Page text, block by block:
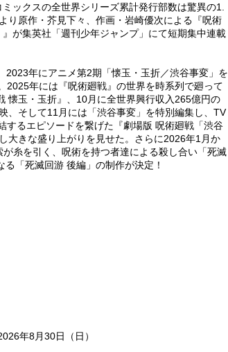
ックスの全世界シリーズ累計発行部数は驚異の1.
り原作・芥見下々、作画・岩崎優次による『呪術
が集英社「週刊少年ジャンプ」にて短期集中連載
年にアニメ第2期「懐玉・玉折／渋谷事変」を
年には『呪術廻戦』の世界を時系列で廻って
懐玉・玉折』、10月に全世界興行収入265億円の
、そして11月には「渋谷事変」を特別編集し、TV
するエピソードを繋げた『劇場版 呪術廻戦「渋谷
大きな盛り上がりを見せた。さらに2026年1月か
糸を引く、呪術を持つ者達による殺し合い「死滅
「死滅回游 後編」の制作が決定！
年8月30日（日）